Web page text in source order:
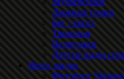
Лыжные гонки
Бег / кросс
Триатлон
Велогонки
Другие виды
Фото, видео
Фотоблог